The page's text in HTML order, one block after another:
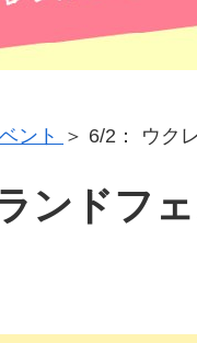
ント ＞ 6/2： ウク
ンドフ